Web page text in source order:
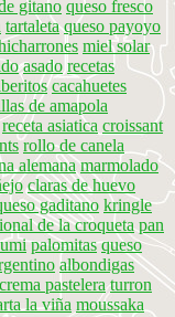
gitano queso fresco
tartaleta queso payoyo
miel solar
asado recetas
cacahuetes
de amapola
receta asiatica croissant
rollo de canela
alemana marmolado
claras de huevo
gaditano kringle
de la croqueta pan
palomitas queso
albondigas
crema pastelera turron
la viña moussaka